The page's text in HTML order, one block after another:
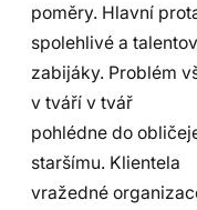
poměry. Hlavní
spolehlivé a
zabijáky. Problém
v tváří v tvář
pohlédne do
staršímu. Klientela
vražedné